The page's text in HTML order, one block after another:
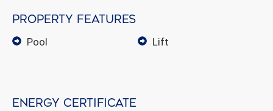
Property features
pool lift
Energy certificate